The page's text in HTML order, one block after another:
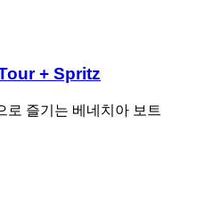
+ Spritz
로 즐기는 베네치아 보트